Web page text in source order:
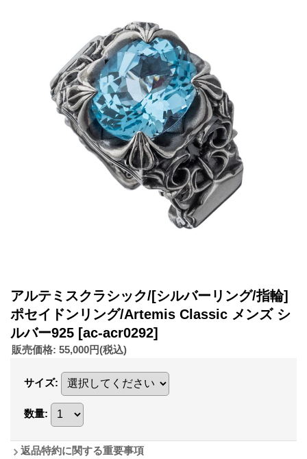
アルテミスクラシック/[シルバーリング/指輪]
ポセイドンリング/Artemis Classic メンズ シ
ルバー925 [ac-acr0292]
販売価格: 55,000円(税込)
サイズ:
数量:
返品特約に関する重要事項